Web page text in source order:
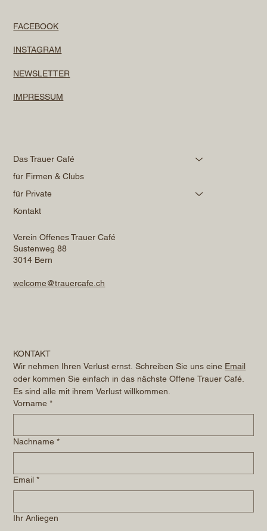
FACEBOOK
INSTAGRAM
NEWSLETTER
IMPRESSUM
Das Trauer Café
für Firmen & Clubs
für Private
Kontakt
Verein Offenes Trauer Café
Sustenweg 88
3014 Bern
welcome@trauercafe.ch
KONTAKT
Wir nehmen Ihren Verlust ernst. Schreiben Sie uns eine Email
oder kommen Sie einfach in das nächste Offene Trauer Café.
Es sind alle mit ihrem Verlust willkommen.
Vorname *
Nachname *
Email *
Ihr Anliegen